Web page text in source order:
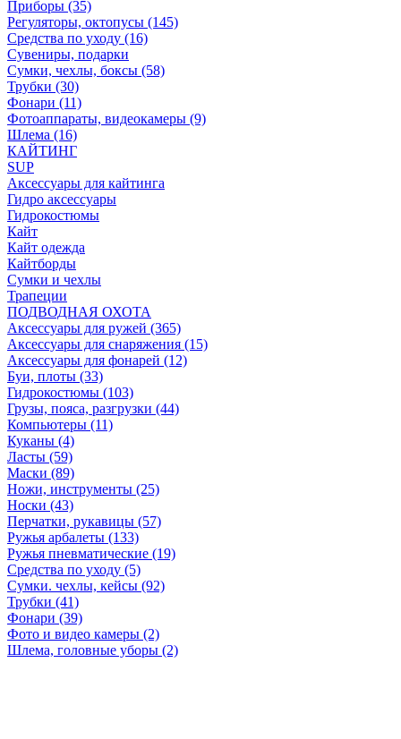
Приборы (35)
Регуляторы, октопусы (145)
Средства по уходу (16)
Сувениры, подарки
Сумки, чехлы, боксы (58)
Трубки (30)
Фонари (11)
Фотоаппараты, видеокамеры (9)
Шлема (16)
КАЙТИНГ
SUP
Аксессуары для кайтинга
Гидро аксессуары
Гидрокостюмы
Кайт
Кайт одежда
Кайтборды
Сумки и чехлы
Трапеции
ПОДВОДНАЯ ОХОТА
Аксессуары для ружей (365)
Аксессуары для снаряжения (15)
Аксессуары для фонарей (12)
Буи, плоты (33)
Гидрокостюмы (103)
Грузы, пояса, разгрузки (44)
Компьютеры (11)
Куканы (4)
Ласты (59)
Маски (89)
Ножи, инструменты (25)
Носки (43)
Перчатки, рукавицы (57)
Ружья арбалеты (133)
Ружья пневматические (19)
Средства по уходу (5)
Сумки. чехлы, кейсы (92)
Трубки (41)
Фонари (39)
Фото и видео камеры (2)
Шлема, головные уборы (2)